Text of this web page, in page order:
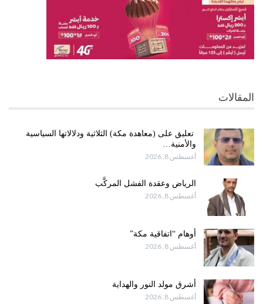
المقالات
تعليق على (معاهدة مكة) الثلاثية ودلالاتها السياسية
والأمنية…
أغسطس 8, 2026
الرياض وعقدة الفشل المركَّب
أغسطس 8, 2026
أوهام “اتفاقية مكة”
أغسطس 8, 2026
أشرق مولد النور والهداية
أغسطس 8, 2026